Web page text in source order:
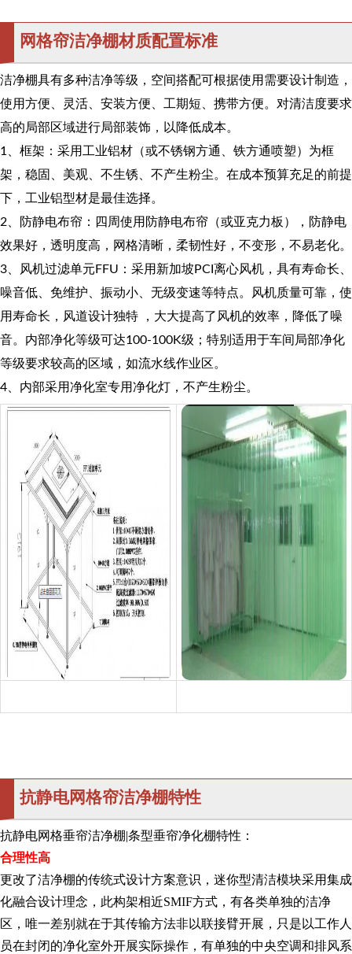
网格帘洁净棚材质配置标准
洁净棚具有多种洁净等级，空间搭配可根据使用需要设计制造，
使用方便、灵活、安装方便、工期短、携带方便。对清洁度要求
高的局部区域进行局部装饰，以降低成本。
1、框架：采用工业铝材（或不锈钢方通、铁方通喷塑）为框
架，稳固、美观、不生锈、不产生粉尘。在成本预算充足的前提
下，工业铝型材是最佳选择。
2、防静电布帘：四周使用防静电布帘（或亚克力板），防静电
效果好，透明度高，网格清晰，柔韧性好，不变形，不易老化。
3、风机过滤单元FFU：采用新加坡PCI离心风机，具有寿命长、
噪音低、免维护、振动小、无级变速等特点。风机质量可靠，使
用寿命长，风道设计独特 ，大大提高了风机的效率，降低了噪
音。内部净化等级可达100-100K级；特别适用于车间局部净化
等级要求较高的区域，如流水线作业区。
4、内部采用净化室专用净化灯，不产生粉尘。
抗静电网格帘洁净棚特性
抗静电网格垂帘洁净棚|条型垂帘净化棚特性：
合理性高
更改了洁净棚的传统式设计方案意识，迷你型清洁模块采用集成
化融合设计理念，此构架相近SMIF方式，有各类单独的洁净
区，唯一差别就在于其传输方法非以联接臂开展，只是以工作人
员在封闭的净化室外开展实际操作，有单独的中央空调和排风系